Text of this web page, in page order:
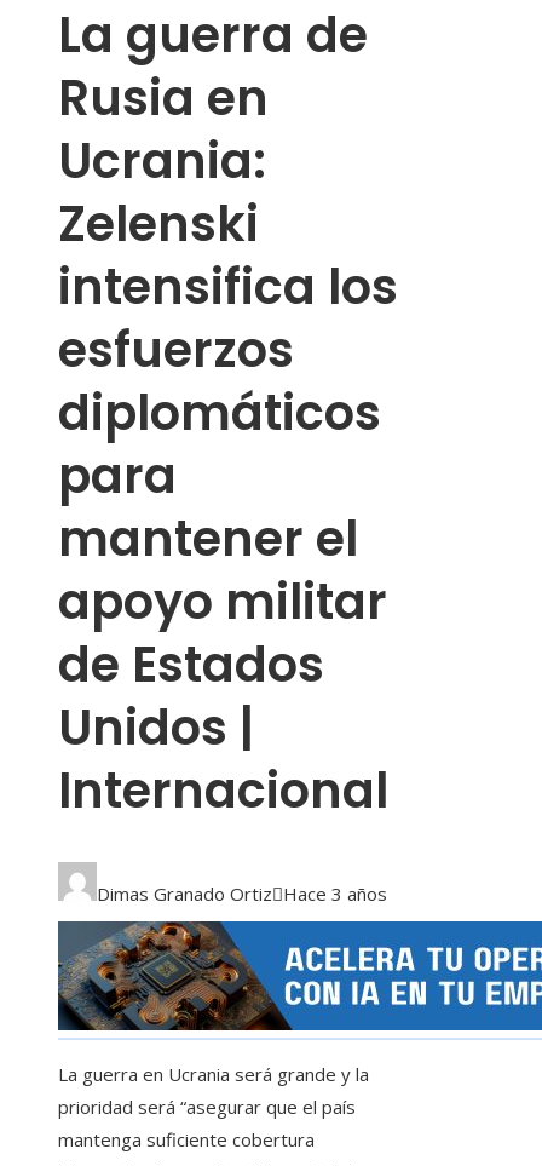
La guerra de
Rusia en
Ucrania:
Zelenski
intensifica los
esfuerzos
diplomáticos
para
mantener el
apoyo militar
de Estados
Unidos |
Internacional
Dimas Granado Ortiz Hace 3 años
La guerra en Ucrania será grande y la
prioridad será “asegurar que el país
mantenga suficiente cobertura